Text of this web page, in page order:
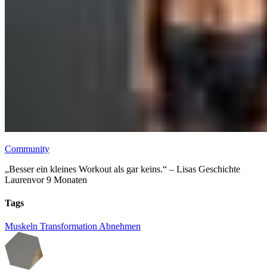
Community
„Besser ein kleines Workout als gar keins.“ – Lisas Geschichte
Laurenvor 9 Monaten
Tags
Muskeln Transformation Abnehmen